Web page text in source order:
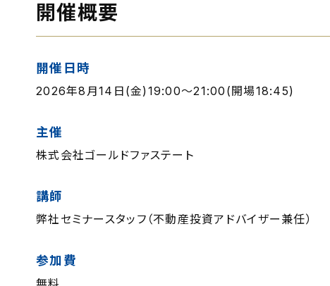
開催概要
開催日時
2026年8月14日(金)19:00～21:00(開場18:45)
主催
株式会社ゴールドファステート
講師
弊社セミナースタッフ（不動産投資アドバイザー兼任）
参加費
無料